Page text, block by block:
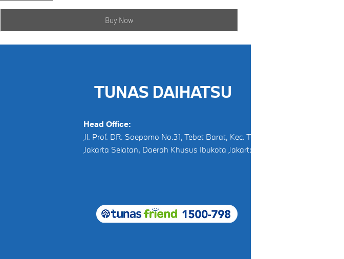
Buy Now
TUNAS DAIHATSU
Head Office:
Jl. Prof. DR. Soepomo No.31, Tebet Barat, Kec. Tebet, Kota
Jakarta Selatan, Daerah Khusus Ibukota Jakarta 12810